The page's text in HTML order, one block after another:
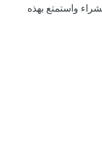
واستمتع بهذه